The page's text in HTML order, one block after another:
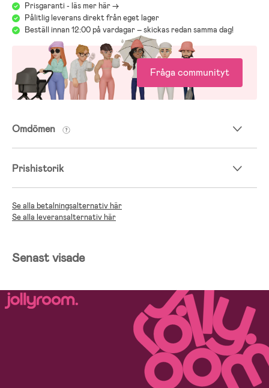
Prisgaranti - läs mer här ->
Pålitlig leverans direkt från eget lager
Beställ innan 12:00 på vardagar – skickas redan samma dag!
Fråga communityt
Omdömen
Prishistorik
Se alla betalningsalternativ här
Se alla leveransalternativ här
Senast visade